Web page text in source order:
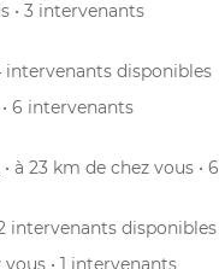
• 3 intervenants
intervenants disponibles
6 intervenants
• à 23 km de chez vous • 6
intervenants disponibles
vous • 1 intervenants